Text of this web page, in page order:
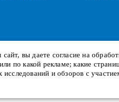
Политика
вы даете согласие на
или по какой рекламе; какие
исследований и обзоров с